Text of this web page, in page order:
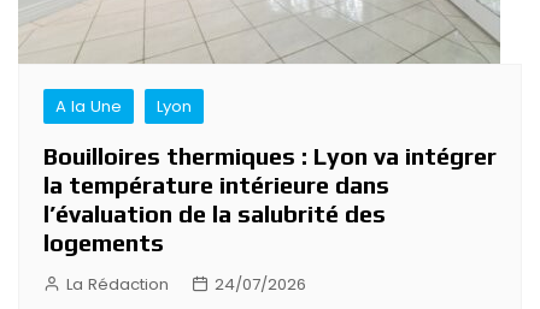
A la Une Lyon
Bouilloires thermiques : Lyon va intégrer
la température intérieure dans
l’évaluation de la salubrité des
logements
La Rédaction 24/07/2026